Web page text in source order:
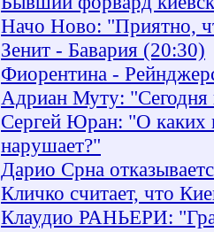
Начо Ново: "Приятно,
Зенит - Бавария (20:30)
Фиорентина -
Адриан Муту: "Сегодня
Сергей Юран: "О каких
нарушает?"
Дарио Срна
Кличко считает, что
Клаудио РАНЬЕРИ: